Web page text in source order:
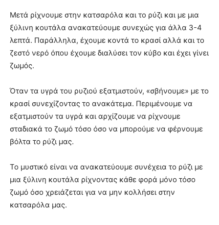
Μετά ρίχνουμε στην κατσαρόλα και το ρύζι και με μια
ξύλινη κουτάλα ανακατεύουμε συνεχώς για άλλα 3-4
λεπτά. Παράλληλα, έχουμε κοντά το κρασί αλλά και το
ζεστό νερό όπου έχουμε διαλύσει τον κύβο και έχει γίνει
ζωμός.
Όταν τα υγρά του ρυζιού εξατμιστούν, «σβήνουμε» με το
κρασί συνεχίζοντας το ανακάτεμα. Περιμένουμε να
εξατμιστούν τα υγρά και αρχίζουμε να ρίχνουμε
σταδιακά το ζωμό τόσο όσο να μπορούμε να φέρνουμε
βόλτα το ρύζι μας.
Το μυστικό είναι να ανακατεύουμε συνέχεια το ρύζι με
μια ξύλινη κουτάλα ρίχνοντας κάθε φορά μόνο τόσο
ζωμό όσο χρειάζεται για να μην κολλήσει στην
κατσαρόλα μας.